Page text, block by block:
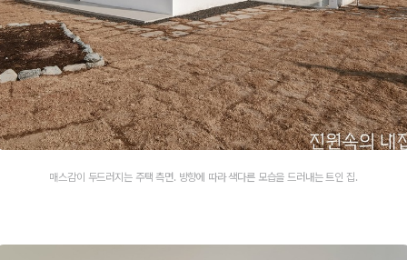
매스감이 두드러지는 주택 측면. 방향에 따라 색다른 모습을 드러내는 트인 집.